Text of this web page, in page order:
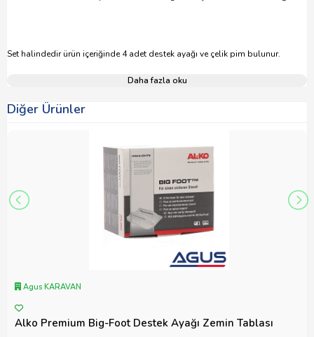
Set halindedir ürün içeriğinde 4 adet destek ayağı ve çelik pim bulunur.
Daha fazla oku
Diğer Ürünler
Agus KARAVAN
Alko Premium Big-Foot Destek Ayağı Zemin Tablası